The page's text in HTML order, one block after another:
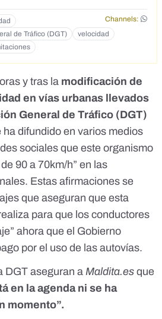
Channels:
de Tráfico (DGT)
velocidad
y tras la modificación de
en vías urbanas llevados
General de Tráfico (DGT)
ha difundido en varios medios
sociales que este organismo
90 a 70km/h” en las
Estas afirmaciones se
que aseguran que esta
para que los conductores
” ahora que el Gobierno
por el uso de las autovías.
DGT aseguran aMaldita.es que
en la agenda ni se ha
momento”.